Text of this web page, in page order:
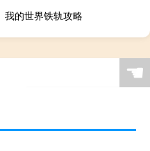
我的世界铁轨攻略
☚